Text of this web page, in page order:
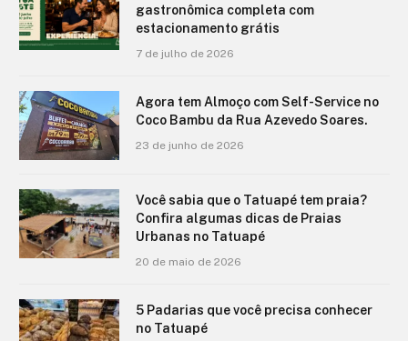
gastronômica completa com
estacionamento grátis
7 de julho de 2026
Agora tem Almoço com Self-Service no
Coco Bambu da Rua Azevedo Soares.
23 de junho de 2026
Você sabia que o Tatuapé tem praia?
Confira algumas dicas de Praias
Urbanas no Tatuapé
20 de maio de 2026
5 Padarias que você precisa conhecer
no Tatuapé